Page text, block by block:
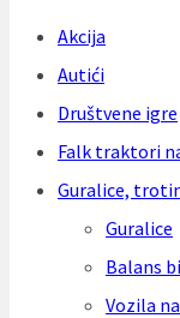
Akcija
Autići
Društvene igre
Falk traktori
Guralice,
Guralice
Balans
Vozila